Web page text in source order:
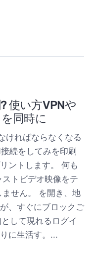
使い方VPNや
同時に
ければならなくなる
続をしてみを印刷
ントします。 何も
トビデオ映像をテ
せん。 を開き、地
、すぐにブロックご
して現れるログイ
に生活す。...